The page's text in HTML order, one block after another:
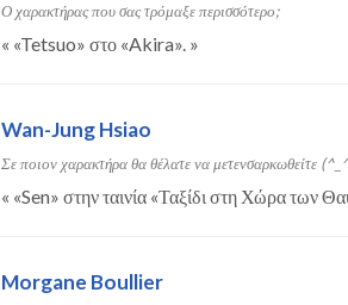
Ο χαρακτήρας που σας τρόμαξε περισσότερο;
« «Tetsuo» στο «Akira». »
Wan-Jung Hsiao
Σε ποιον χαρακτήρα θα θέλατε να μετενσαρκωθείτε
« «Sen» στην ταινία «Ταξίδι στη Χώρα
Morgane Boullier